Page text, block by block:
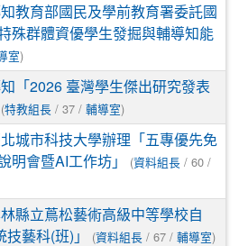
教育部國民及學前教育署委託國
殊群體資優學生發掘與輔導知能
室)
「2026 臺灣學生傑出研究發表
(特教組長 / 37 / 輔導室)
城市科技大學辦理「五專優先免
明會暨AI工作坊」
(資料組長 / 60 /
縣立蔦松藝術高級中等學校自
藝科(班)」
(資料組長 / 67 / 輔導室)